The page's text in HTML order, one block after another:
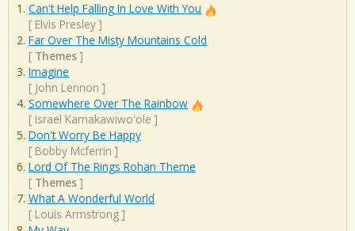
Can't Help Falling In Love With You
[ Elvis Presley ]
Far Over The Misty Mountains Cold
[ Themes ]
Imagine
[ John Lennon ]
Somewhere Over The Rainbow
[ Israel Kamakawiwo'ole ]
Don't Worry Be Happy
[ Bobby Mcferrin ]
Lord Of The Rings Rohan Theme
[ Themes ]
What A Wonderful World
[ Louis Armstrong ]